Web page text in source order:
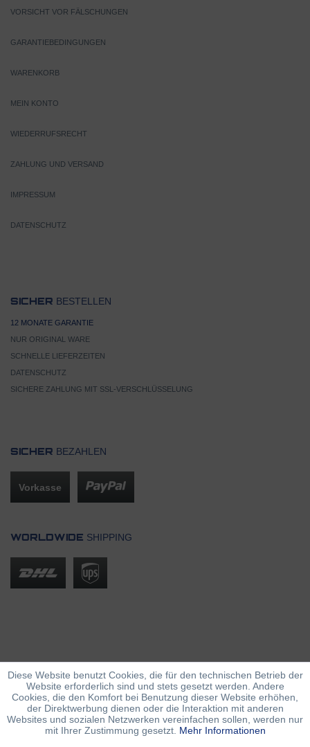
VORSICHT VOR FÄLSCHUNGEN
GARANTIEBEDINGUNGEN
WARENKORB
MEIN KONTO
WIEDERRUFSRECHT
ZAHLUNG UND VERSAND
IMPRESSUM
DATENSCHUTZ
SICHER BESTELLEN
12 MONATE GARANTIE
NUR ORIGINAL WARE
SCHNELLE LIEFERZEITEN
DATENSCHUTZ
SICHERE ZAHLUNG MIT SSL-VERSCHLÜSSELUNG
SICHER BEZAHLEN
Vorkasse
WORLDWIDE SHIPPING
Diese Website benutzt Cookies, die für den technischen Betrieb der
Website erforderlich sind und stets gesetzt werden. Andere
Cookies, die den Komfort bei Benutzung dieser Website erhöhen,
der Direktwerbung dienen oder die Interaktion mit anderen
Websites und sozialen Netzwerken vereinfachen sollen, werden nur
mit Ihrer Zustimmung gesetzt. Mehr Informationen